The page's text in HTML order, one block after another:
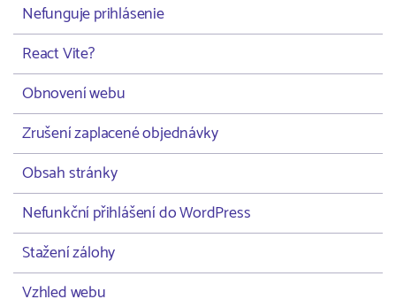
Nefunguje prihlásenie
React Vite?
Obnovení webu
Zrušení zaplacené objednávky
Obsah stránky
Nefunkční přihlášení do WordPress
Stažení zálohy
Vzhled webu